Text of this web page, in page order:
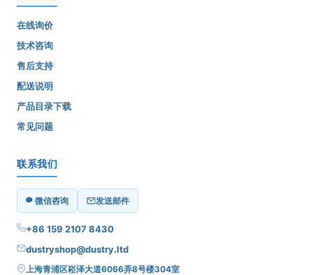
在线询价
技术咨询
售后支持
配送说明
产品目录下载
常见问题
联系我们
微信咨询 发送邮件
+86 159 2107 8430
dustryshop@dustry.ltd
上海青浦区崧泽大道6066弄8号楼304室